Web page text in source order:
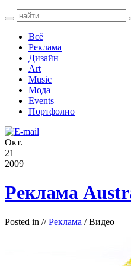
Всё
Реклама
Дизайн
Art
Music
Мода
Events
Портфолио
Окт.
21
2009
Реклама
Posted in //Реклама / Видео